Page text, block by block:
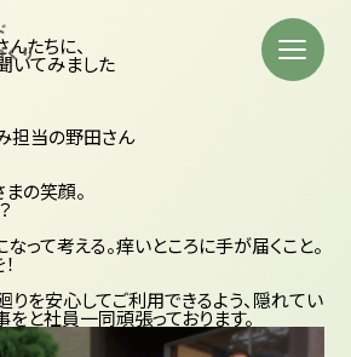
たちに、
いてみました
担当の野田さん
の笑顔。
って考える。痒いところに手が届くこと。
を安心してご利用できるよう、隠れてい
と社員一同頑張っております。